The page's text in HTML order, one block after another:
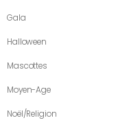
Gala
Halloween
Mascottes
Moyen-Age
Noël/Religion